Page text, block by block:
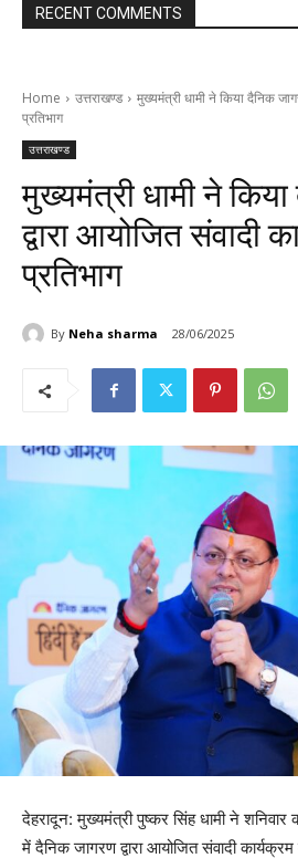
RECENT COMMENTS